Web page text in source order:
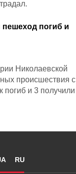
погиб и
Николаевской
происшествия с
погиб и 3 получили
RU